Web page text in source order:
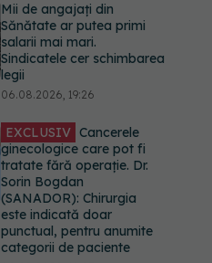
Mii de angajați din
Sănătate ar putea primi
salarii mai mari.
Sindicatele cer schimbarea
legii
06.08.2026, 19:26
EXCLUSIV Cancerele
ginecologice care pot fi
tratate fără operație. Dr.
Sorin Bogdan
(SANADOR): Chirurgia
este indicată doar
punctual, pentru anumite
categorii de paciente